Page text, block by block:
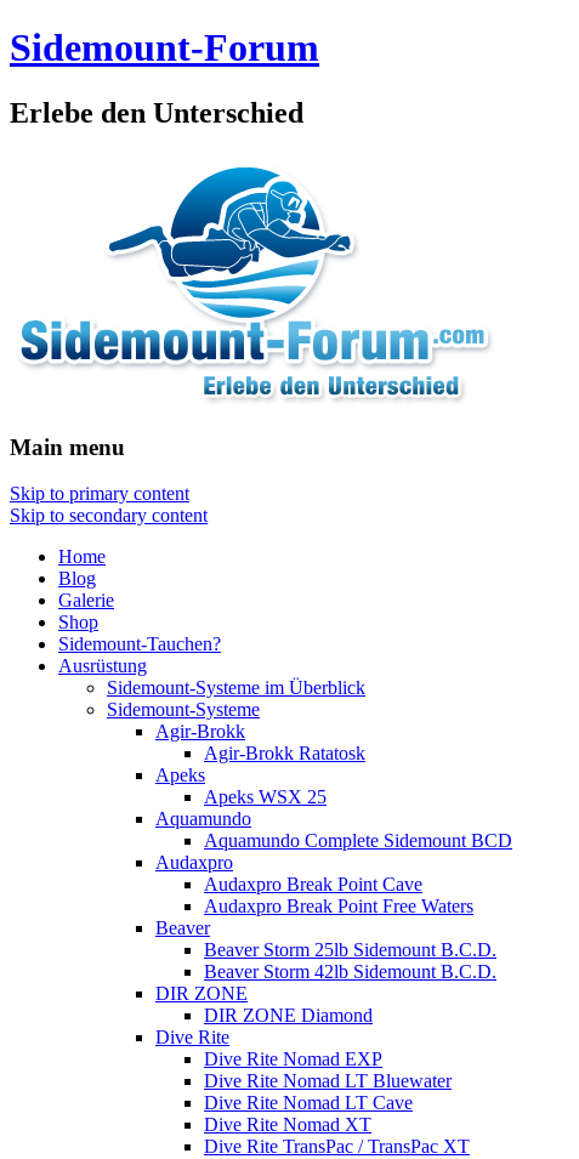
Sidemount-Forum
Erlebe den Unterschied
Main menu
Skip to primary content
Skip to secondary content
Home
Blog
Galerie
Shop
Sidemount-Tauchen?
Ausrüstung
Sidemount-Systeme im Überblick
Sidemount-Systeme
Agir-Brokk
Agir-Brokk Ratatosk
Apeks
Apeks WSX 25
Aquamundo
Aquamundo Complete Sidemount BCD
Audaxpro
Audaxpro Break Point Cave
Audaxpro Break Point Free Waters
Beaver
Beaver Storm 25lb Sidemount B.C.D.
Beaver Storm 42lb Sidemount B.C.D.
DIR ZONE
DIR ZONE Diamond
Dive Rite
Dive Rite Nomad EXP
Dive Rite Nomad LT Bluewater
Dive Rite Nomad LT Cave
Dive Rite Nomad XT
Dive Rite TransPac / TransPac XT